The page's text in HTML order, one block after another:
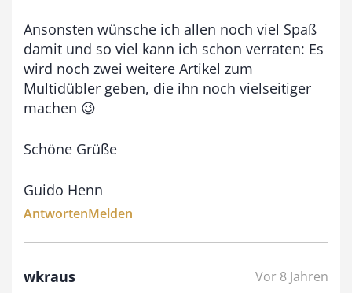
Ansonsten wünsche ich allen noch viel Spaß
damit und so viel kann ich schon verraten: Es
wird noch zwei weitere Artikel zum
Multidübler geben, die ihn noch vielseitiger
machen 😉
Schöne Grüße
Guido Henn
AntwortenMelden
wkraus Vor 8 Jahren